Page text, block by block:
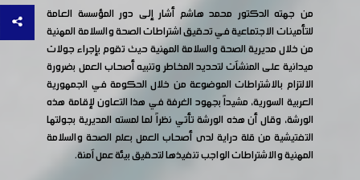
من جهته الدكتور محمد هاشم أشار إلى دور المؤسسة العامة
للتأمينات الاجتماعية في تحقيق اشتراطات الصحة والسلامة المهنية
من خلال مديرية الصحة والسلامة المهنية حيث تقوم بإجراء جولات
ميدانية على المنشآت لتحديد المخاطر وتنبيه أصحاب العمل بضرورة
الالتزام بالاشتراطات الموضوعة من خلال الحكومة في الجمهورية
العربية السورية، مشيداً بجهود الغرفة في هذا التعاون لإقامة هذه
الورشة، وقال أن هذه الورشة تأتي نظراً لما لمسته المديرية بجولتها
التفتيشية من قلة دراية لدى أصحاب العمل بعلم الصحة والسلامة
المهنية والاشتراطات الواجب تنفيذها لتحقيق بيئة عمل آمنة.